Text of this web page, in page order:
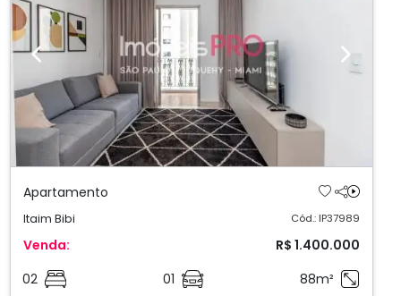
Previous Next
Apartamento
Itaim Bibi Cód.: IP37989
Venda:
R$ 1.400.000
02
01 88m²